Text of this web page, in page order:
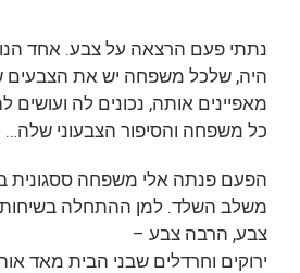
נתתי פעם הרצאה על צבע. אחד
היה, שלכל משפחה יש את הצבעים
מאפיינים אותה, נכונים לה ועושים
כל משפחה והסיפור הצבעוני שלה…
הפעם פנתה אלי משפחה ססגונית
משלב השלד. למן ההתחלה
צבע, הרבה צבע –
ירוקים וחרדלים שבני הבית מאד